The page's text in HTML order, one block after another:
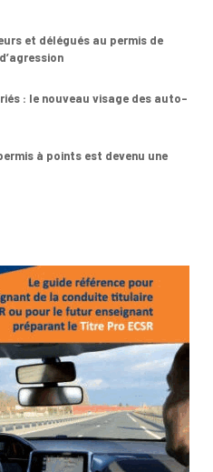
et délégués au permis de
: le nouveau visage des auto-
à points est devenu une